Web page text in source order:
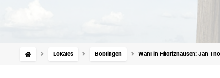
Lokales Böblingen Wahl in Hildrizhausen: Jan